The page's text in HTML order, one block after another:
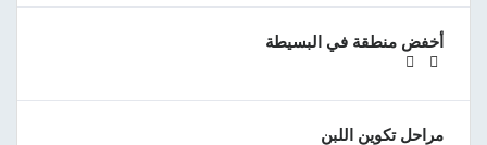
أخفض منطقة في البسيطة
مراحل تكوين اللبن